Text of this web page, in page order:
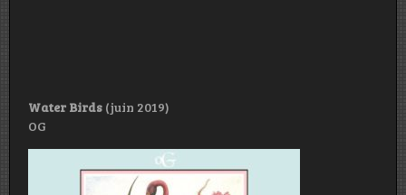
Water Birds (juin 2019)
OG